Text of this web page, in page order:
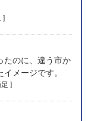
]
たのに、違う市か
メージです。
]